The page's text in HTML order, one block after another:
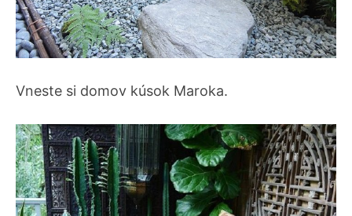
Vneste si domov kúsok Maroka.